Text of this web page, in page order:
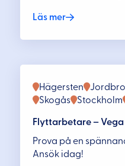
Läs mer
Hägersten
Skogås
Stockholm
Flyttarbetare –
Prova på en
Ansök idag!